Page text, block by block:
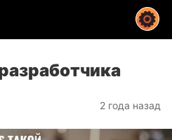
2 года назад